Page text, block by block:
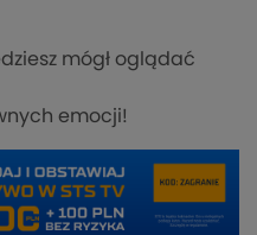
mógł oglądać
emocji!